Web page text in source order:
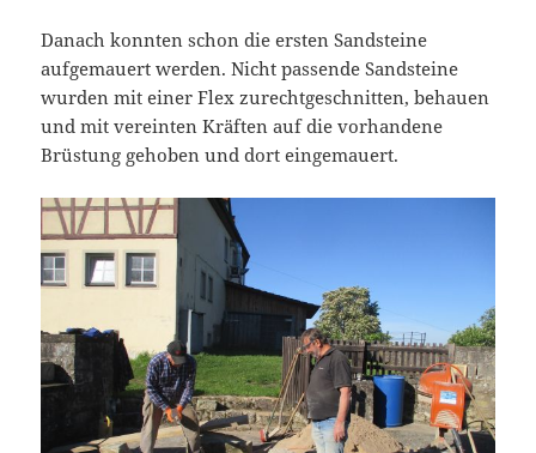
Danach konnten schon die ersten Sandsteine
aufgemauert werden. Nicht passende Sandsteine
wurden mit einer Flex zurechtgeschnitten, behauen
und mit vereinten Kräften auf die vorhandene
Brüstung gehoben und dort eingemauert.